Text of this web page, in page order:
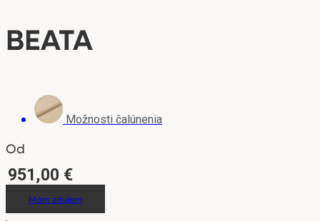
BEATA
Možnosti čalúnenia
Od
951,00 €
Mám záujem